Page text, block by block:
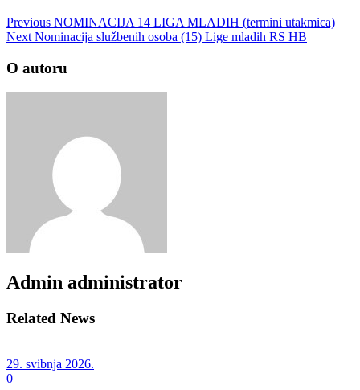
Previous NOMINACIJA 14 LIGA MLADIH (termini utakmica)
Next Nominacija službenih osoba (15) Lige mladih RS HB
O autoru
Admin administrator
Related News
29. svibnja 2026.
0